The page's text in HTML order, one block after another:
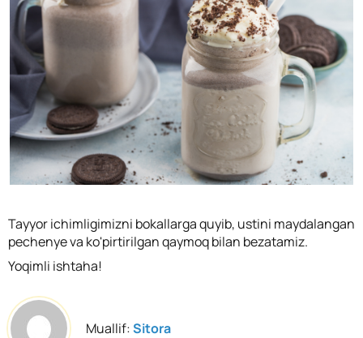
Tayyor ichimligimizni bokallarga quyib, ustini maydalangan
pechenye va ko'pirtirilgan qaymoq bilan bezatamiz.
Yoqimli ishtaha!
Muallif:Sitora